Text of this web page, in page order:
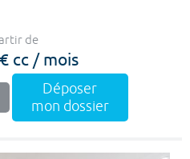
de
cc / mois
Déposer
mon dossier